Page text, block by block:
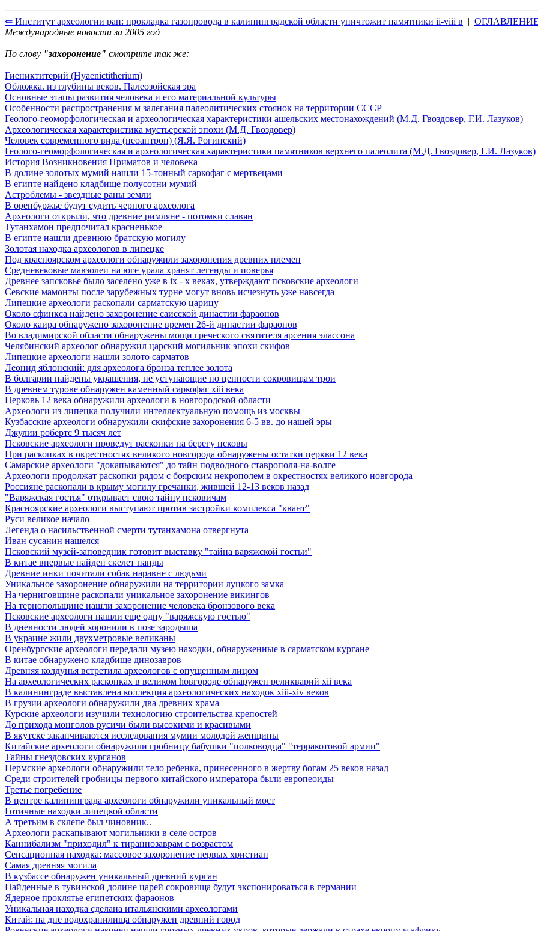
⇐ Институт археологии ран: прокладка газопровода в калининградской области уничтожит памятники ii-viii в | ОГЛАВЛЕНИЕ
Международные новости за 2005 год
По слову "захоронение" смотрите так же:
Гиениктитерий (Hyaenictitherium)
Обложка. из глубины веков. Палеозойская эра
Основные этапы развития человека и его материальной культуры
Особенности распространения м залегания палеолитических стоянок на территории СССР
Геолого-геоморфологическая и археологическая характеристики ашельских местонахождений (М.Д. Гвоздовер, Г.И. Лазуков)
Археологическая характеристика мустьерской эпохи (М.Д. Гвоздовер)
Человек современного вида (неоантроп) (Я.Я. Рогинский)
Геолого-геоморфологическая и археологическая характеристики памятников верхнего палеолита (М.Д. Гвоздовер, Г.И. Лазуков)
История Возникновения Приматов и человека
В долине золотых мумий нашли 15-тонный саркофаг с мертвецами
В египте найдено кладбище полусотни мумий
Астроблемы - звездные раны земли
В оренбуржье будут судить черного археолога
Археологи открыли, что древние римляне - потомки славян
Тутанхамон предпочитал красненькое
В египте нашли древнюю братскую могилу
Золотая находка археологов в липецке
Под красноярском археологи обнаружили захоронения древних племен
Средневековые мавзолеи на юге урала хранят легенды и поверья
Древнее запсковье было заселено уже в ix - x веках, утверждают псковские археологи
Севские мамонты после зарубежных турне могут вновь исчезнуть уже навсегда
Липецкие археологи раскопали сарматскую царицу
Около сфинкса найдено захоронение саисской династии фараонов
Около каира обнаружено захоронение времен 26-й династии фараонов
Во владимирской области обнаружены мощи греческого святителя арсения элассона
Челябинский археолог обнаружил царский могильник эпохи скифов
Липецкие археологи нашли золото сарматов
Леонид яблонский: для археолога бронза теплее золота
В болгарии найдены украшения, не уступающие по ценности сокровищам трои
В древнем турове обнаружен каменный саркофаг xiii века
Церковь 12 века обнаружили археологи в новгородской области
Археологи из липецка получили интеллектуальную помощь из москвы
Кузбасские археологи обнаружили скифские захоронения 6-5 вв. до нашей эры
Джулии робертс 9 тысяч лет
Псковские археологи проведут раскопки на берегу псковы
При раскопках в окрестностях великого новгорода обнаружены остатки церкви 12 века
Самарские археологи "докапываются" до тайн подводного ставрополя-на-волге
Археологи продолжат раскопки рядом с боярским некрополем в окрестностях великого новгорода
Россияне раскопали в крыму могилу гречанки, жившей 12-13 веков назад
"Варяжская гостья" открывает свою тайну псковичам
Красноярские археологи выступают против застройки комплекса "квант"
Руси великое начало
Легенда о насильственной смерти тутанхамона отвергнута
Иван сусанин нашелся
Псковский музей-заповедник готовит выставку "тайна варяжской гостьи"
В китае впервые найден скелет панды
Древние инки почитали собак наравне с людьми
Уникальное захоронение обнаружили на территории луцкого замка
На черниговщине раскопали уникальное захоронение викингов
На тернопольщине нашли захоронение человека бронзового века
Псковские археологи нашли еще одну "варяжскую гостью"
В дневности людей хоронили в позе зародыша
В украине жили двухметровые великаны
Оренбургские археологи передали музею находки, обнаруженные в сарматском кургане
В китае обнаружено кладбище динозавров
Древняя колдунья встретила археологов с опущенным лицом
Hа археологических раскопках в великом hовгороде обнаружен реликварий xii века
В калининграде выставлена коллекция археологических находок xiii-xiv веков
В грузии археологи обнаружили два древних храма
Курские археологи изучили технологию строительства крепостей
До прихода монголов русичи были высокими и красивыми
В якутске заканчиваются исследования мумии молодой женщины
Китайские археологи обнаружили гробницу бабушки "полководца" "терракотовой армии"
Тайны гнездовских курганов
Пермские археологи обнаружили тело ребенка, принесенного в жертву богам 25 веков назад
Среди строителей гробницы первого китайского императора были европеоиды
Третье погребение
В центре калининграда археологи обнаружили уникальный мост
Готичные находки липецкой области
А третьим в склепе был чиновник..
Археологи раскапывают могильники в селе остров
Каннибализм "приходил" к тираннозаврам с возрастом
Сенсационная находка: массовое захоронение первых христиан
Самая древняя могила
В кузбассе обнаружен уникальный древний курган
Найденные в тувинской долине царей сокровища будут экспонироваться в германии
Ядерное проклятье египетских фараонов
Уникальная находка сделана итальянскими археологами
Китай: на дне водохранилища обнаружен древний город